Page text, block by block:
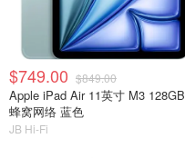
$749.00 $849.00
Apple iPad Air 11英寸 M3 128GB
蜂窝网络 蓝色
JB Hi-Fi